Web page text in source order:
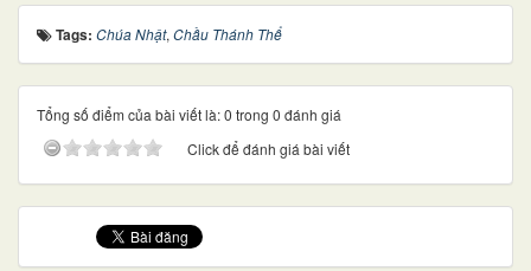
Tags: Chúa Nhật, Chầu Thánh Thể
Tổng số điểm của bài viết là: 0 trong 0 đánh giá
Click để đánh giá bài viết